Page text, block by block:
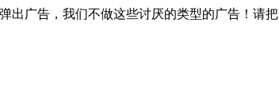
出广告，我们不做这些讨厌的类型的广告！请把